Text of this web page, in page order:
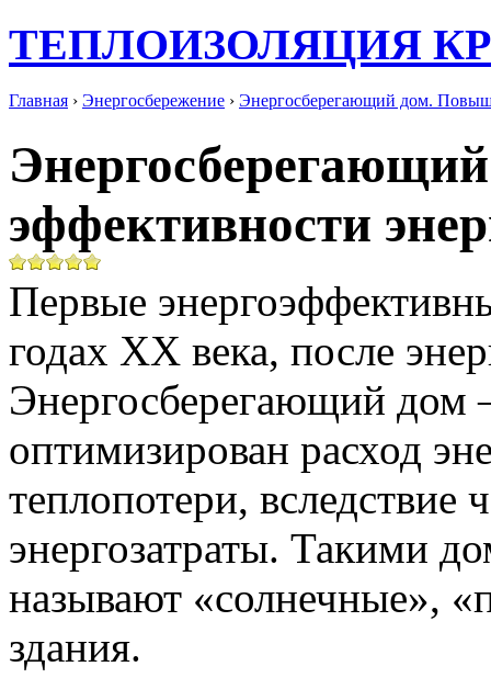
ТЕПЛОИЗОЛЯЦИЯ
Главная › Энергосбережение › Энергосберегающий дом.
эффективности
Первые
годах ХХ века, после
Энергосберегающий дом
оптимизирован расход
теплопотери, вследствие
энергозатраты. Такими
называют «солнечные»,
здания.